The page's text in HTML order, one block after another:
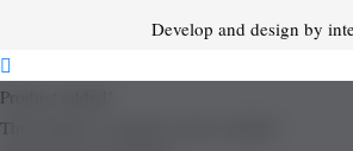
Develop and design by
Product added!
The product is already in the wishlist!